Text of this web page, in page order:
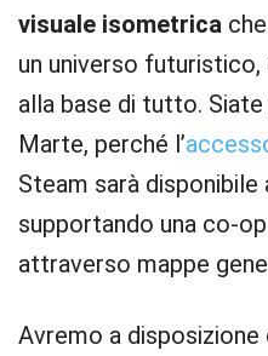
visuale isometrica
un universo
alla base di tutto.
Marte, perché l’
Steam sarà disponibile
supportando una co-
attraverso mappe
Avremo a